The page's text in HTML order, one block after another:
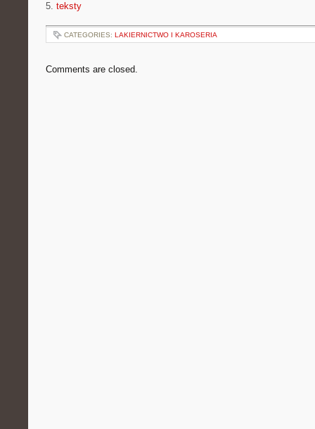
5. teksty
CATEGORIES: LAKIERNICTWO I KAROSERIA
Comments are closed.